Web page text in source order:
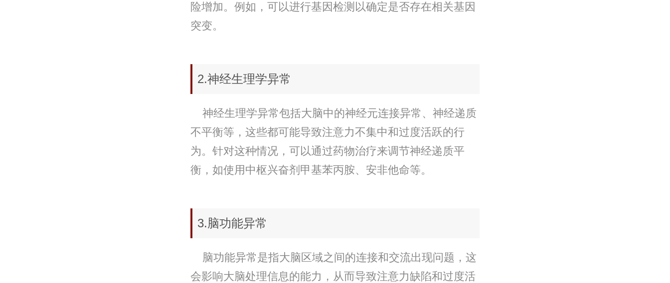
险增加。例如，可以进行基因检测以确定是否存在相关基因
突变。
2.神经生理学异常
神经生理学异常包括大脑中的神经元连接异常、神经递质
不平衡等，这些都可能导致注意力不集中和过度活跃的行
为。针对这种情况，可以通过药物治疗来调节神经递质平
衡，如使用中枢兴奋剂甲基苯丙胺、安非他命等。
3.脑功能异常
脑功能异常是指大脑区域之间的连接和交流出现问题，这
会影响大脑处理信息的能力，从而导致注意力缺陷和过度活